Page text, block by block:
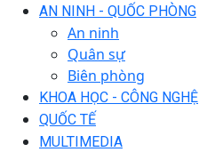
AN NINH - QUỐC PHÒNG
An ninh
Quân sự
Biên phòng
KHOA HỌC - CÔNG NGHỆ
QUỐC TẾ
MULTIMEDIA